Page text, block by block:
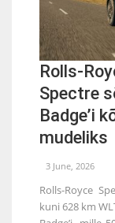
Rolls-
Spectre
Badge’i
mudeliks
3 June, 2026
Rolls-Royce
kuni 628 km